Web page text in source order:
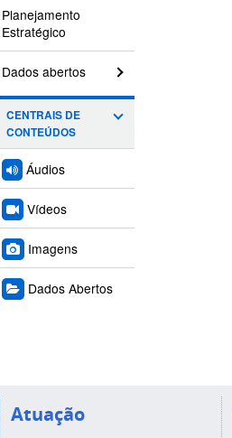
Planejamento
Estratégico
Dados abertos
CENTRAIS DE
CONTEÚDOS
Áudios
Vídeos
Imagens
Dados Abertos
Atuação